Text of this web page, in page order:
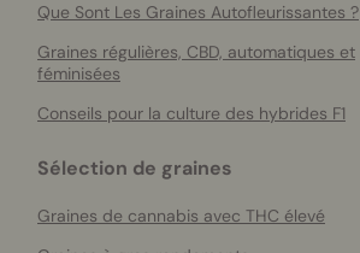
Que Sont Les Graines Autofleurissantes ?
Graines régulières, CBD, automatiques et
féminisées
Conseils pour la culture des hybrides F1
Sélection de graines
Graines de cannabis avec THC élevé